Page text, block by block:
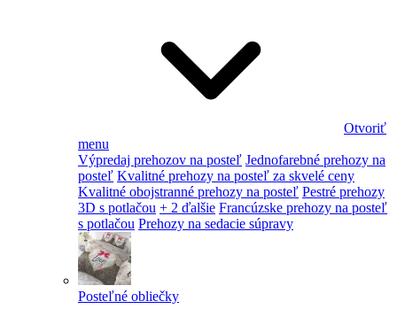
Otvoriť
menu
Výpredaj prehozov na posteľ Jednofarebné prehozy na
posteľ Kvalitné prehozy na posteľ za skvelé ceny
Kvalitné obojstranné prehozy na posteľ Pestré prehozy
3D s potlačou + 2 ďalšie Francúzske prehozy na posteľ
s potlačou Prehozy na sedacie súpravy
Posteľné obliečky